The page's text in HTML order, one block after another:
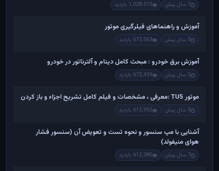
7 سال پیش 1,028,510 بازدید
آموزش و راهنماهای فیلرگیری موتور
5 سال پیش 673,563 بازدید
آموزش برق خودرو : مبحث کامل دینام و آلترناتور در خودرو
5 سال پیش 672,439 بازدید
موتور TU5 :معرفی ، مشخصات و فیلم کامل تشریح اجزاء و باز کردن
5 سال پیش 612,952 بازدید
آشنایی با مپ سنسور و نحوه تست و تعویض آن (سنسور فشار
هوای منیفولد)
7 سال پیش 612,380 بازدید